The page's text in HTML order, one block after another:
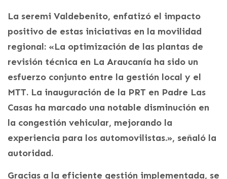
La seremi Valdebenito, enfatizó el impacto
positivo de estas iniciativas en la movilidad
regional: «La optimización de las plantas de
revisión técnica en La Araucanía ha sido un
esfuerzo conjunto entre la gestión local y el
MTT. La inauguración de la PRT en Padre Las
Casas ha marcado una notable disminución en
la congestión vehicular, mejorando la
experiencia para los automovilistas.», señaló la
autoridad.
Gracias a la eficiente gestión implementada, se